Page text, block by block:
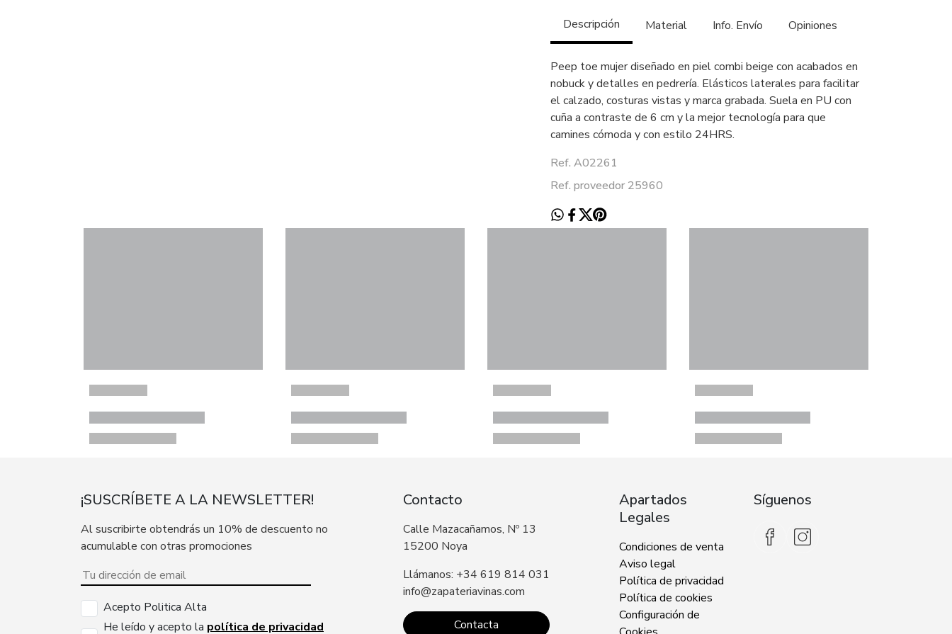
Descripción Material Info. Envío Opiniones
Peep toe mujer diseñado en piel combi beige con acabados en
nobuck y detalles en pedrería. Elásticos laterales para facilitar
el calzado, costuras vistas y marca grabada. Suela en PU con
cuña a contraste de 6 cm y la mejor tecnología para que
camines cómoda y con estilo 24HRS.
Ref. A02261
Ref. proveedor 25960
¡SUSCRÍBETE A LA NEWSLETTER!
Al suscribirte obtendrás un 10% de descuento no
acumulable con otras promociones
Acepto Politica Alta
He leído y acepto la política de privacidad
Contacto
Calle Mazacañamos, Nº 13
15200 Noya
Llámanos: +34 619 814 031
info@zapateriavinas.com
Contacta
Apartados
Legales
Condiciones de venta
Aviso legal
Política de privacidad
Política de cookies
Configuración de
Síguenos